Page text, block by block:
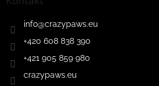
info@crazypaws.eu
+420 608 838 390
+421 905 859 980
crazypaws.eu